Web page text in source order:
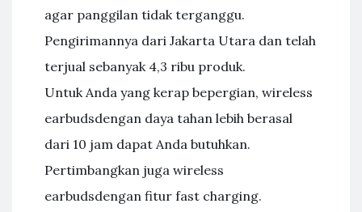
agar panggilan tidak terganggu.
Pengirimannya dari Jakarta Utara dan telah
terjual sebanyak 4,3 ribu produk.
Untuk Anda yang kerap bepergian, wireless
earbudsdengan daya tahan lebih berasal
dari 10 jam dapat Anda butuhkan.
Pertimbangkan juga wireless
earbudsdengan fitur fast charging.